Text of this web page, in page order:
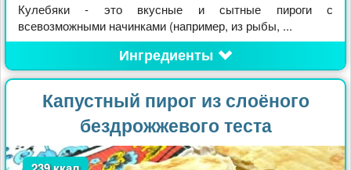
Кулебяки - это вкусные и сытные пироги с
всевозможными начинками (например, из рыбы, ...
Ингредиенты
Капустный пирог из слоёного
бездрожжевого теста